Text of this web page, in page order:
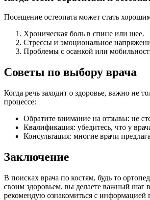
Посещение остеопата может стать
Хроническая боль в спине или шее.
Стрессы и эмоциональное
Проблемы с осанкой или
Советы по выбору врача
Когда речь заходит о здоровье, важно не
процессе:
Обратите внимание на отзывы: не
Квалификация: убедитесь, что у
Консультация: многие врачи
Заключение
В поисках врача по костям, будь то
своим здоровьем, вы делаете важный шаг
рекомендую ознакомиться с информацией